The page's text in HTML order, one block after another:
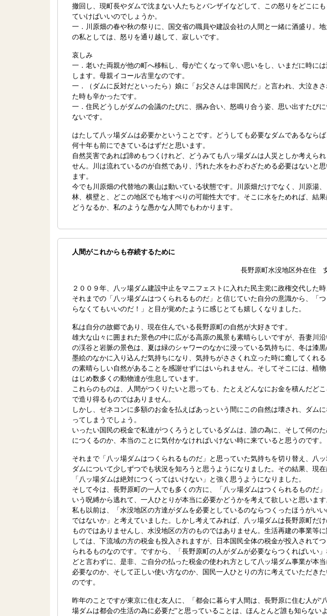
撤回し、現町長やダムで沈まない人たちとバンザイなどして、この怒りをどこにも
ていけばいいのでしょうか。
一．川原畑の春や秋の祭りに、国交省の職員や建設会社の人間と一緒に酒盛り。
の私としては、怒りを通り越して、寂しいです。
哀しみ
一．老いた両親が他の町へ移転し、母が亡くなって辛い思いをし、いまだに時には
します。母親イコール古里なのです。
一．（ダムに反対だといったら）娘に「お父さんは非国民だ」と言われ、大泣き
た時も辛かったです。
一．住民どうしがダムの会議のたびに、掴み合い、怒鳴り合う姿、思い出すたびに
ないです。
はたして八ッ場ダムは必要かということです。どうしても必要なダムであるならば
何十年も前にできているはずだと思います。
自然災害であれば諦めもつくけれど、どうみても八ッ場ダムは人災としか考えられ
せん。川は流れているのが自然であり、汚れた水をわざわざためる必要はないと
ます。
今でも川原畑の代替地の裏山は動いている状態です。川原畑だけでなく、川原湯、
林、横壁と、どこの地区でも地すべりの可能性大です。そこに水をためれば、結果
どうなるか、私のような愚かな人間でもわかります。
人間がこれからも存続するために
長野原町水没地区外在住
２００９年、八ッ場ダム建設中止をマニフェストに入れた民主党に政権交代した時
それまでの「八ッ場ダムはつくられるものだ」と信じていた自分の意識から、「つ
らなくてもいいのだ！」と目が覚めたように感じとても嬉しくなりました。
私は自分の故郷であり、現在住んでいる長野原町の自然が大好きです。
雄大な山々に囲まれた景色の中に広がる高原の風景も素晴らしいですが、吾妻川
の渓谷と岩脈の景色は、夏は緑のシャワーのなかに浸っている気持ちに、冬は漆
墨絵のなかに入り込んだ気持ちになり、気持ちがささくれ立った時に癒してくれる
の素晴らしい自然があることを感謝せずにはいられません。そしてそこには、植物
はじめ数多くの動物達が生息しています。
これらのものは、人間がつくりたいと思っても、たとえどんなにお金を積んだどこ
で造り得るものではありません。
しかし、ゼネコンに多額のお金を払えばあっという間にこの自然は壊され、ダムに
ってしまうでしょう。
いったい国民の税金で私達がつくろうとしているダムは、誰の為に、そして何のた
につくるのか、本当のことに気付かなければいけない時に来ていると思うのです。
それまで「八ッ場ダムはつくられるものだ」と思っていた気持ちを切り替え、八
ダムについて少しずつでも状況を知ろうと思うようになりました。その結果、現在
「八ッ場ダムは絶対につくってはいけない」と強く思うようになりました。
そして今は、長野原町の一人でも多くの方に、「八ッ場ダムはつくられるものだ」
いう呪縛から逃れて、一人ひとりが本当に必要かどうかを考えて欲しいと思います
私も以前は、「水没地区の方達がダムを必要としているのならつくったほうがい
ではないか」と考えていました。しかし考えてみれば、八ッ場ダムは長野原町だ
ものではありませんし、水没地区の方のものではありません。生活再建の事業等に
しては、下流域の方の税金も投入されますが、日本国民全体の税金が投入されてつ
られるものなのです。ですから、「長野原町の人がダムが必要ならつくればいい」
どと言わずに、是非、ご自分の払った税金の使われ方として八ッ場ダム事業が本当
必要なのか、そして正しい使い方なのか、国民一人ひとりの方に考えていただき
のです。
昨年のことですが東京に住む友人に、「都会に暮らす人間は、長野原に住む人が“
場ダムは都会の生活の為に必要だ”と思っていることは、ほんとんど誰も知らないよ